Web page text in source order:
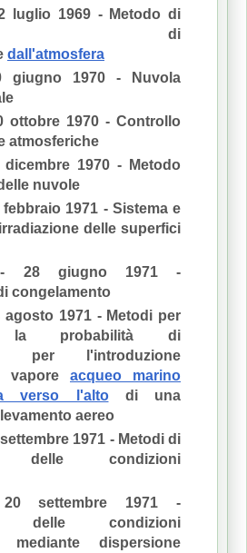
luglio 1969 - Metodo di
di
dall'atmosfera
1970 - Nuvola
ottobre 1970 - Controllo
atmosferiche
1970 - Metodo
nuvole
1971 - Sistema e
delle superfici
giugno 1971 -
congelamento
agosto 1971 - Metodi per
la probabilità di
per l'introduzione
vapore acqueo marino
verso l'altodi una
aereo
1971 - Metodi di
delle condizioni
settembre 1971 -
delle condizioni
mediante dispersione